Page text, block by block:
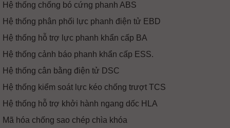
Hệ thống chống bó cứng phanh ABS
Hệ thống phân phối lực phanh điện tử EBD
Hệ thống hỗ trợ lực phanh khẩn cấp BA
Hệ thống cảnh báo phanh khẩn cấp ESS.
Hệ thống cân bằng điện tử DSC
Hệ thống kiểm soát lực kéo chống trượt TCS
Hệ thống hỗ trợ khởi hành ngang dốc HLA
Mã hóa chống sao chép chìa khóa